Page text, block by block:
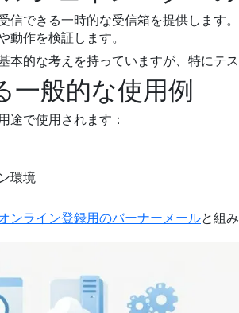
信できる一時的な受信箱を提供します
作を検証します。
本的な考えを持っていますが、特にテ
一般的な使用例
途で使用されます：
環境
ンライン登録用のバーナーメールと組